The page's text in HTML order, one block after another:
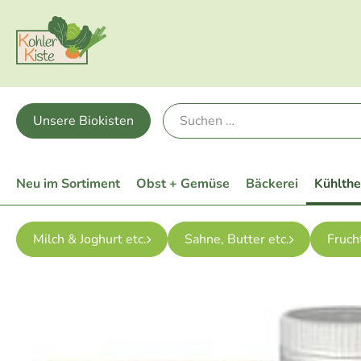
Unsere Biokisten
Neu im Sortiment Obst + Gemüse Bäckerei
Milch & Joghurt etc. Sahne, Butter etc.